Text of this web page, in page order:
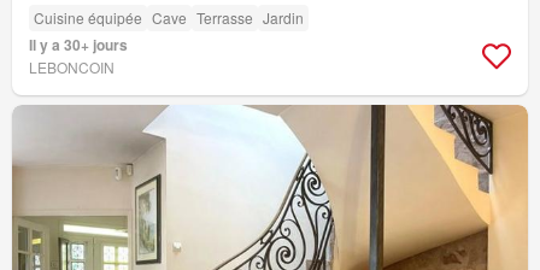
Cuisine équipée Cave Terrasse Jardin
Il y a 30+ jours
LEBONCOIN